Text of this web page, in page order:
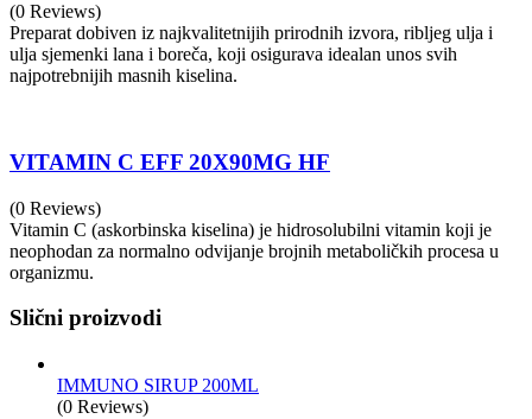
(0 Reviews)
Preparat dobiven iz najkvalitetnijih prirodnih izvora, ribljeg ulja i
ulja sjemenki lana i boreča, koji osigurava idealan unos svih
najpotrebnijih masnih kiselina.
VITAMIN C EFF 20X90MG HF
(0 Reviews)
Vitamin C (askorbinska kiselina) je hidrosolubilni vitamin koji je
neophodan za normalno odvijanje brojnih metaboličkih procesa u
organizmu.
Slični proizvodi
IMMUNO SIRUP 200ML
(0 Reviews)